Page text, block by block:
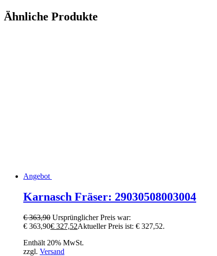
Ähnliche Produkte
Angebot
Karnasch Fräser: 29030508003004
€363,90 Ursprünglicher Preis war:
€ 363,90€ 327,52Aktueller Preis ist: € 327,52.
Enthält 20% MwSt.
zzgl. Versand